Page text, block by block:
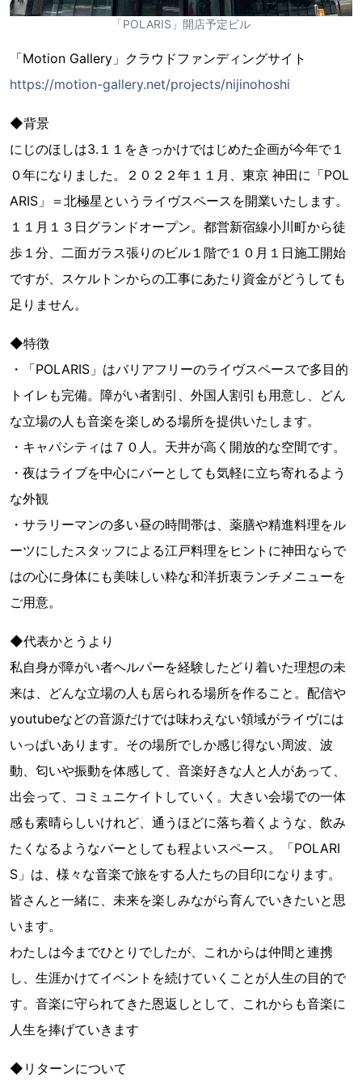
「POLARIS」開店予定ビル
「Motion Gallery」クラウドファンディングサイト
https://motion-gallery.net/projects/nijinohoshi
◆背景
にじのほしは3.１１をきっかけではじめた企画が今年で１
０年になりました。２０２２年１１月、東京 神田に「POL
ARIS」＝北極星というライヴスペースを開業いたします。
１１月１３日グランドオープン。都営新宿線小川町から徒
歩１分、二面ガラス張りのビル１階で１０月１日施工開始
ですが、スケルトンからの工事にあたり資金がどうしても
足りません。
◆特徴
・「POLARIS」はバリアフリーのライヴスペースで多目的
トイレも完備。障がい者割引、外国人割引も用意し、どん
な立場の人も音楽を楽しめる場所を提供いたします。
・キャパシティは７０人。天井が高く開放的な空間です。
・夜はライブを中心にバーとしても気軽に立ち寄れるよう
な外観
・サラリーマンの多い昼の時間帯は、薬膳や精進料理をル
ーツにしたスタッフによる江戸料理をヒントに神田ならで
はの心に身体にも美味しい粋な和洋折衷ランチメニューを
ご用意。
◆代表かとうより
私自身が障がい者ヘルパーを経験したどり着いた理想の未
来は、どんな立場の人も居られる場所を作ること。配信や
youtubeなどの音源だけでは味わえない領域がライヴには
いっぱいあります。その場所でしか感じ得ない周波、波
動、匂いや振動を体感して、音楽好きな人と人があって、
出会って、コミュニケイトしていく。大きい会場での一体
感も素晴らしいけれど、通うほどに落ち着くような、飲み
たくなるようなバーとしても程よいスペース。「POLARI
S」は、様々な音楽で旅をする人たちの目印になります。
皆さんと一緒に、未来を楽しみながら育んでいきたいと思
います。
わたしは今までひとりでしたが、これからは仲間と連携
し、生涯かけてイベントを続けていくことが人生の目的で
す。音楽に守られてきた恩返しとして、これからも音楽に
人生を捧げていきます
◆リターンについて